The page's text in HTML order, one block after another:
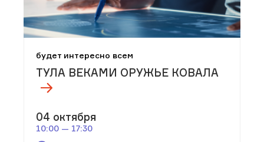
будет интересно всем
ТУЛА ВЕКАМИ ОРУЖЬЕ КОВАЛА
04 октября
10:00 — 17:30